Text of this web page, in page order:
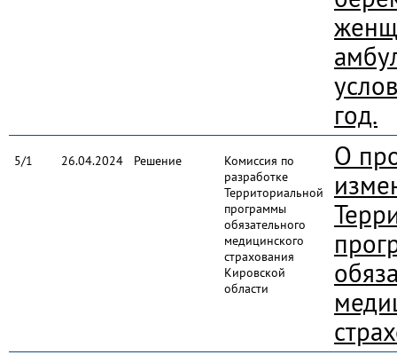
год.
5/1 26.04.2024 Решение
Комиссия по
разработке
Территориальной
программы
обязательного
медицинского
страхования
Кировской
области
О